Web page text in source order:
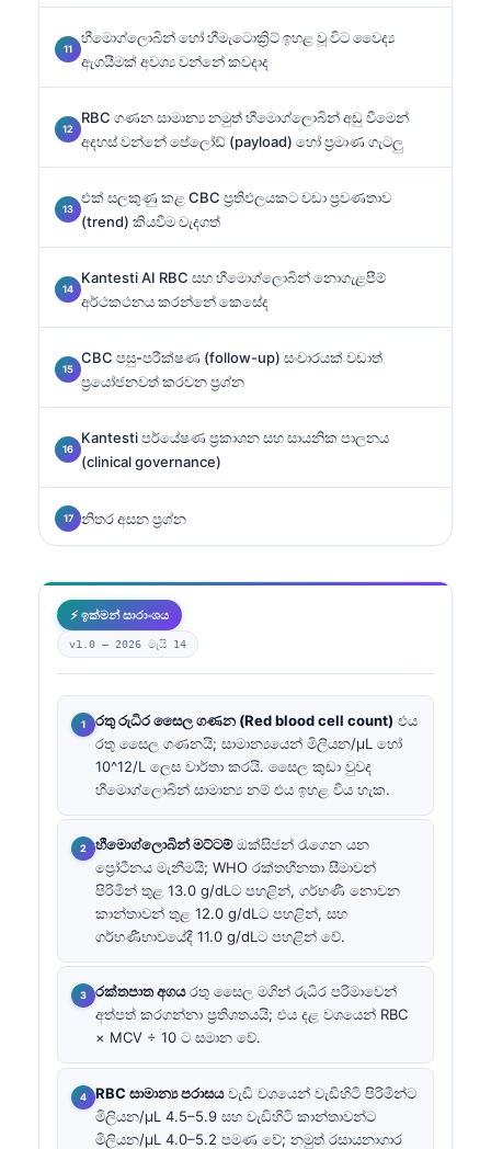
හීමොග්ලොබින් හෝ හීමැටොක්‍රිට් ඉහළ වූ විට වෛද්‍ය
ඇගයීමක් අවශ්‍ය වන්නේ කවදාද
RBC ගණන සාමාන්‍ය නමුත් හීමොග්ලොබින් අඩු වීමෙන්
අදහස් වන්නේ පේලෝඩ් (payload) හෝ ප්‍රමාණ ගැටලු
එක් සලකුණු කළ CBC ප්‍රතිඵලයකට වඩා ප්‍රවණතාව
(trend) කියවීම වැදගත්
Kantesti AI RBC සහ හීමොග්ලොබින් නොගැළපීම්
අර්ථකථනය කරන්නේ කෙසේද
CBC පසු-පරීක්ෂණ (follow-up) සංචාරයක් වඩාත්
ප්‍රයෝජනවත් කරවන ප්‍රශ්න
Kantesti පර්යේෂණ ප්‍රකාශන සහ සායනික පාලනය
(clinical governance)
නිතර අසන ප්‍රශ්න
⚡ ඉක්මන් සාරාංශය
v1.0 — 2026 මැයි 14
රතු රුධිර සෛල ගණන (Red blood cell count) එය
රතු සෛල ගණනයි; සාමාන්‍යයෙන් මිලියන/µL හෝ
10^12/L ලෙස වාර්තා කරයි. සෛල කුඩා වුවද
හීමොග්ලොබින් සාමාන්‍ය නම් එය ඉහළ විය හැක.
හීමොග්ලොබින් මට්ටම්ඔක්සිජන් රැගෙන යන
ප්‍රෝටීනය මැනීමයි; WHO රක්තහීනතා සීමාවන්
පිරිමින් තුළ 13.0 g/dLට පහළින්, ගර්භණී නොවන
කාන්තාවන් තුළ 12.0 g/dLට පහළින්, සහ
ගර්භණීභාවයේදී 11.0 g/dLට පහළින් වේ.
රක්තපාත අගයරතු සෛල මගින් රුධිර පරිමාවෙන්
අත්පත් කරගන්නා ප්‍රතිශතයයි; එය දළ වශයෙන් RBC
× MCV ÷ 10 ට සමාන වේ.
RBC සාමාන්‍ය පරාසයවැඩි වශයෙන් වැඩිහිටි පිරිමින්ට
මිලියන/µL 4.5–5.9 සහ වැඩිහිටි කාන්තාවන්ට
මිලියන/µL 4.0–5.2 පමණ වේ; නමුත් රසායනාගාර